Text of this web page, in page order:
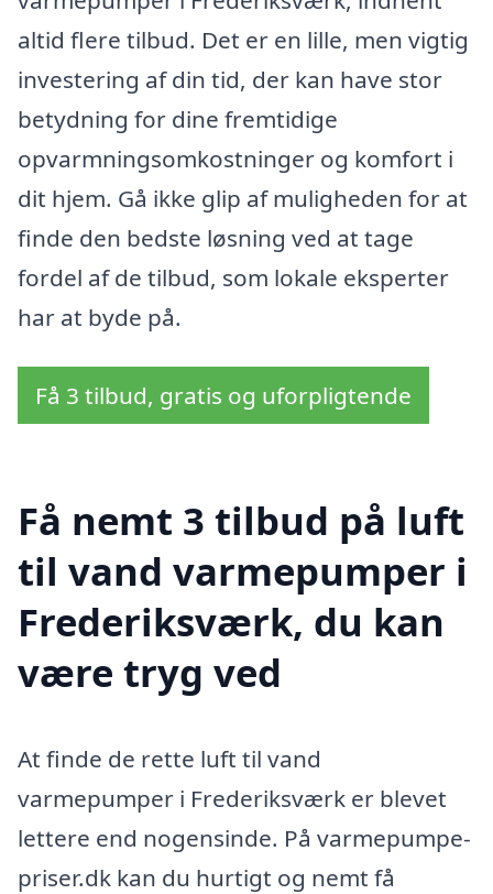
altid flere tilbud. Det er en lille, men vigtig
investering af din tid, der kan have stor
betydning for dine fremtidige
opvarmningsomkostninger og komfort i
dit hjem. Gå ikke glip af muligheden for at
finde den bedste løsning ved at tage
fordel af de tilbud, som lokale eksperter
har at byde på.
Få 3 tilbud, gratis og uforpligtende
Få nemt 3 tilbud på luft
til vand varmepumper i
Frederiksværk, du kan
være tryg ved
At finde de rette luft til vand
varmepumper i Frederiksværk er blevet
lettere end nogensinde. På varmepumpe-
priser.dk kan du hurtigt og nemt få